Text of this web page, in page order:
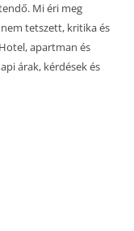
Mi éri meg
tetszett, kritika és
apartman és
árak, kérdések és